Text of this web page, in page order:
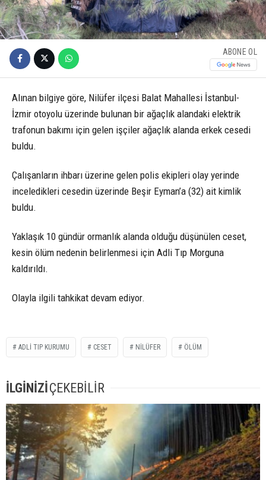
ABONE OL
Alınan bilgiye göre, Nilüfer ilçesi Balat Mahallesi İstanbul-
İzmir otoyolu üzerinde bulunan bir ağaçlık alandaki elektrik
trafonun bakımı için gelen işçiler ağaçlık alanda erkek cesedi
buldu.
Çalışanların ihbarı üzerine gelen polis ekipleri olay yerinde
inceledikleri cesedin üzerinde Beşir Eyman’a (32) ait kimlik
buldu.
Yaklaşık 10 gündür ormanlık alanda olduğu düşünülen ceset,
kesin ölüm nedenin belirlenmesi için Adli Tıp Morguna
kaldırıldı.
Olayla ilgili tahkikat devam ediyor.
ADLI TIP KURUMU CESET NILÜFER ÖLÜM
İLGİNİZİÇEKEBİLİR